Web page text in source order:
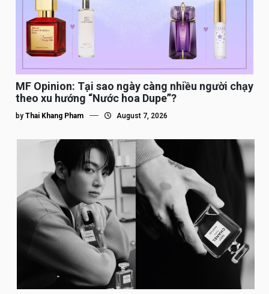
MF Opinion: Tại sao ngày càng nhiều người chạy
theo xu hướng “Nước hoa Dupe”?
by Thai Khang Pham August 7, 2026